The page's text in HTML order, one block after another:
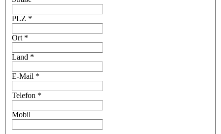
PLZ *
Ort *
Land *
E-Mail *
Telefon *
Mobil